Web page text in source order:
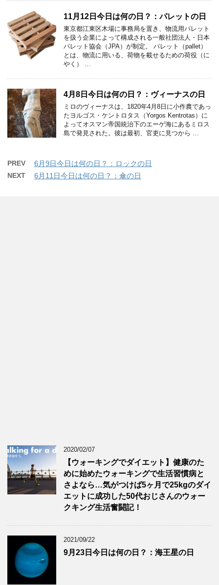
11月12日今日は何の日？：パレットの日
東京都江東区木場に事務局を置き、物流用パレット
を扱う企業によって構成される一般社団法人・日本
パレット協会（JPA）が制定。 パレット（pallet）
とは、物流に用いる、荷物を載せるための荷役（に
やく） …
4月8日今日は何の日？：ヴィーナスの日
ミロのヴィーナスは、1820年4月8日に小作農であっ
たヨルゴス・ケントロタス（Yorgos Kentrotas）に
よってオスマン帝国統治下のエーゲ海にあるミロス
島で発見された。彼は最初、官吏に見つから …
PREV 6月9日今日は何の日？：ロックの日
NEXT 6月11日今日は何の日？：傘の日
2020/02/07
【ウォーキングでダイエット】健康のた
めに始めたウォーキングで生活習慣病と
さよなら…気がつけば5ヶ月で25kgのダイ
エットに成功した50代おじさんのウォー
クキング生活奮闘記！
2021/09/22
9月23日今日は何の日？：海王星の日